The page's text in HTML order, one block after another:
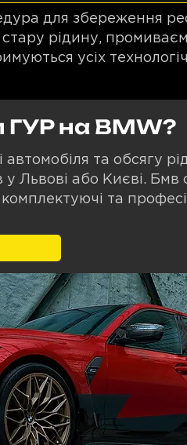
для збереження
рідину,
усіх
ГУР на BMW?
та обсягу
Львові або Києві. Бмв
та